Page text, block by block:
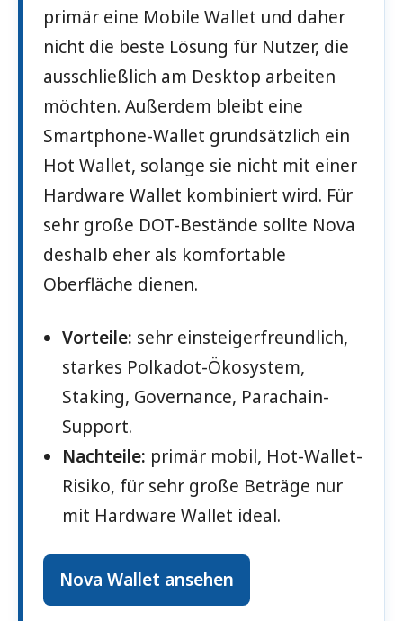
primär eine Mobile Wallet und daher
nicht die beste Lösung für Nutzer, die
ausschließlich am Desktop arbeiten
möchten. Außerdem bleibt eine
Smartphone-Wallet grundsätzlich ein
Hot Wallet, solange sie nicht mit einer
Hardware Wallet kombiniert wird. Für
sehr große DOT-Bestände sollte Nova
deshalb eher als komfortable
Oberfläche dienen.
Vorteile: sehr einsteigerfreundlich,
starkes Polkadot-Ökosystem,
Staking, Governance, Parachain-
Support.
Nachteile: primär mobil, Hot-Wallet-
Risiko, für sehr große Beträge nur
mit Hardware Wallet ideal.
Nova Wallet ansehen